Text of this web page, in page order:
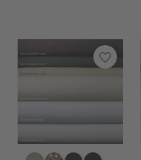
favorite_border